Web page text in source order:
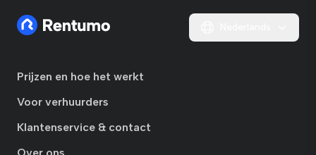
Prijzen en hoe het werkt
Voor verhuurders
Klantenservice & contact